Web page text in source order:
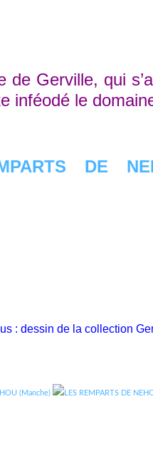
Gerville, qui
inféodé le
: dessin de la collection